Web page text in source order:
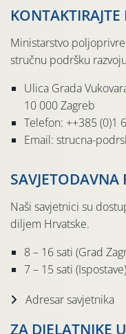
KONTAKTIRAJTE
Ministarstvo
stručnu podršku
Ulica Grada
10 000 Zagreb
Telefon: ++385 (0)1
Email: strucna-
SAVJETODAVNA
Naši savjetnici su
diljem Hrvatske.
8 – 16 sati (Grad
7 – 15 sati (Ispostave)
Adresar savjetnika
ZA DJELATNIKE